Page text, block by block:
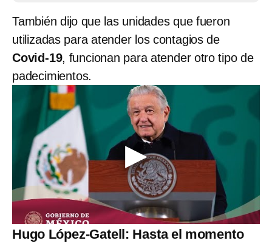
También dijo que las unidades que fueron
utilizadas para atender los contagios de
Covid-19, funcionan para atender otro tipo de
padecimientos.
Hugo López-Gatell: Hasta el momento